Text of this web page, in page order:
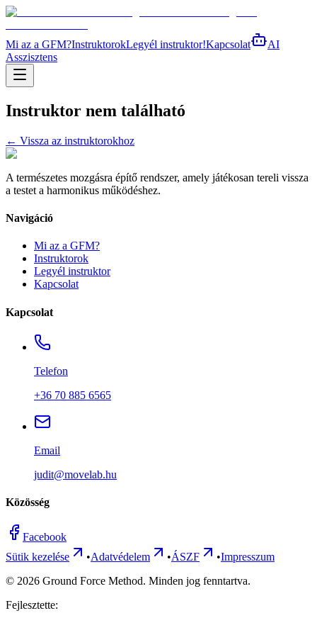
Mi az a GFM?InstruktorokLegyél instruktor!Kapcsolat
AI
Asszisztens
Instruktor nem található
← Vissza az instruktorokhoz
A természetes mozgásra építő rendszer, amely játékosan tereli vissza
a testet a harmonikus működéshez.
Navigáció
Mi az a GFM?
Instruktorok
Legyél instruktor
Kapcsolat
Kapcsolat
Telefon
+36 70 885 6565
Email
judit@movelab.hu
Közösség
Facebook
Sütik kezelése
•Adatvédelem •ÁSZF •Impresszum
© 2026 Ground Force Method. Minden jog fenntartva.
Fejlesztette: